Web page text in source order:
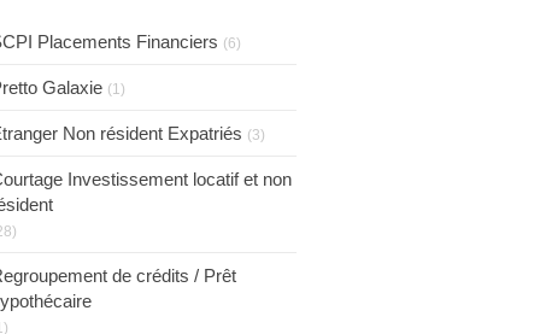
Placements Financiers (6)
Galaxie (1)
Non résident Expatriés (3)
Investissement locatif et non
de crédits / Prêt